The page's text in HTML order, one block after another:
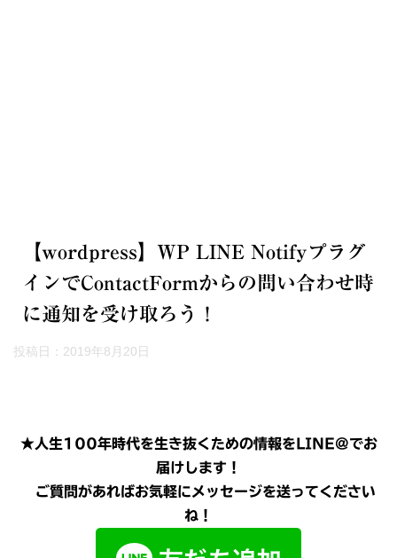
【wordpress】WP LINE Notifyプラグ
インでContactFormからの問い合わせ時
に通知を受け取ろう！
投稿日： 2019年8月20日
★人生100年時代を生き抜くための情報をLINE@でお
届けします！
ご質問があればお気軽にメッセージを送ってください
ね！